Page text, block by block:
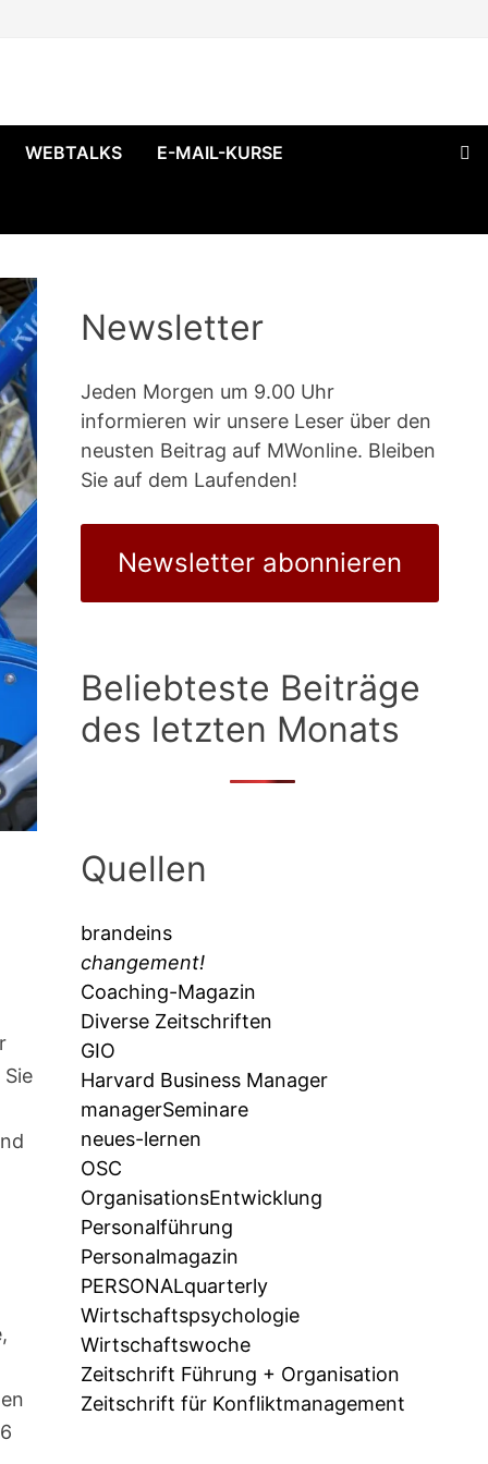
WEBTALKS E-MAIL-KURSE
Newsletter
Jeden Morgen um 9.00 Uhr
informieren wir unsere Leser über den
neusten Beitrag auf MWonline. Bleiben
Sie auf dem Laufenden!
Newsletter abonnieren
Beliebteste Beiträge
des letzten Monats
Quellen
brandeins
changement!
Coaching-Magazin
Diverse Zeitschriften
GIO
Harvard Business Manager
managerSeminare
neues-lernen
OSC
OrganisationsEntwicklung
Personalführung
Personalmagazin
PERSONALquarterly
Wirtschaftspsychologie
Wirtschaftswoche
Zeitschrift Führung + Organisation
Zeitschrift für Konfliktmanagement